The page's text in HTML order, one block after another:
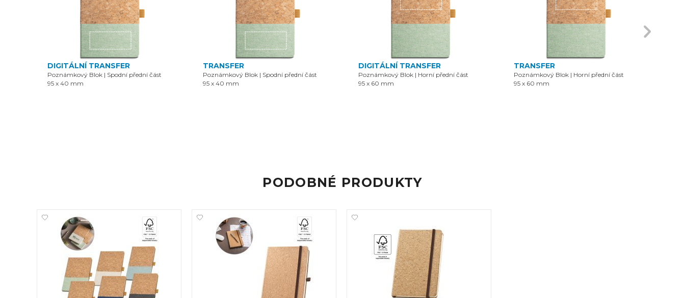
DIGITÁLNÍ TRANSFER
Poznámkový Blok | Spodní přední část
95 x 40 mm
TRANSFER
Poznámkový Blok | Spodní přední část
95 x 40 mm
DIGITÁLNÍ TRANSFER
Poznámkový Blok | Horní přední část
95 x 60 mm
TRANSFER
Poznámkový Blok | Horní přední část
95 x 60 mm
PODOBNÉ PRODUKTY